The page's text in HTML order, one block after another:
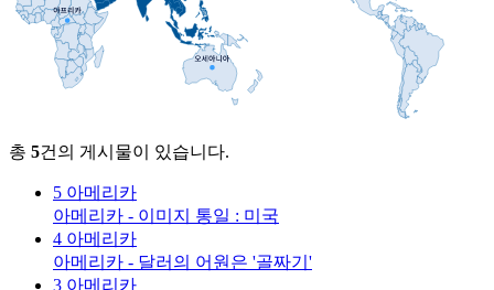
총 5건의 게시물이 있습니다.
5 아메리카
아메리카 - 이미지 통일 : 미국
4 아메리카
아메리카 - 달러의 어원은 '골짜기'
3 아메리카